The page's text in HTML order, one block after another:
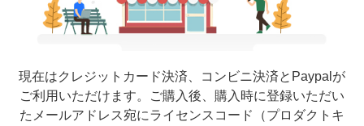
現在はクレジットカード決済、コンビニ決済とPaypalが
ご利用いただけます。ご購入後、購入時に登録いただい
たメールアドレス宛にライセンスコード（プロダクトキ